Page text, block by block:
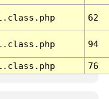
62
94
76